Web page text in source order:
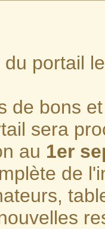
portail
de bons
sera
au 1er
de